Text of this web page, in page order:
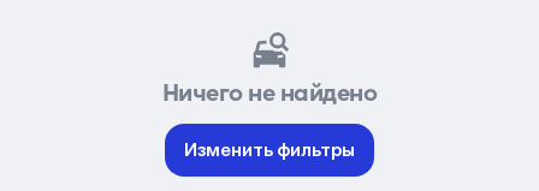
Ничего не найдено
Изменить фильтры